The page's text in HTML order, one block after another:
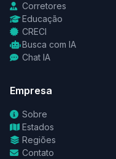
Corretores
Educação
CRECI
Busca com IA
Chat IA
Empresa
Sobre
Estados
Regiões
Contato